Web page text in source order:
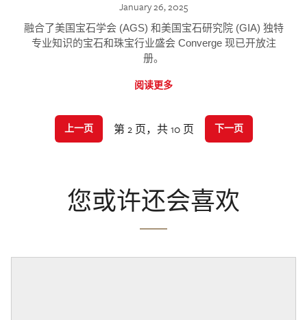
January 26, 2025
融合了美国宝石学会 (AGS) 和美国宝石研究院 (GIA) 独特
专业知识的宝石和珠宝行业盛会 Converge 现已开放注
册。
阅读更多
上一页 第 2 页，共 10 页 下一页
您或许还会喜欢